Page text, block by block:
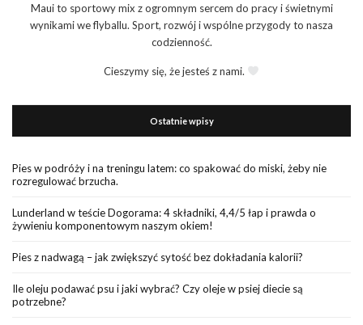
Maui to sportowy mix z ogromnym sercem do pracy i świetnymi
wynikami we flyballu. Sport, rozwój i wspólne przygody to nasza
codzienność.
Cieszymy się, że jesteś z nami.
Ostatnie wpisy
Pies w podróży i na treningu latem: co spakować do miski, żeby nie
rozregulować brzucha.
Lunderland w teście Dogorama: 4 składniki, 4,4/5 łap i prawda o
żywieniu komponentowym naszym okiem!
Pies z nadwagą – jak zwiększyć sytość bez dokładania kalorii?
Ile oleju podawać psu i jaki wybrać? Czy oleje w psiej diecie są
potrzebne?